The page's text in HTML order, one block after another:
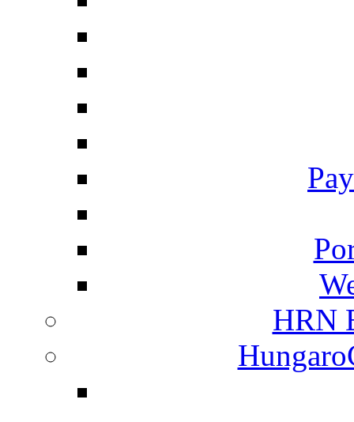
HRN